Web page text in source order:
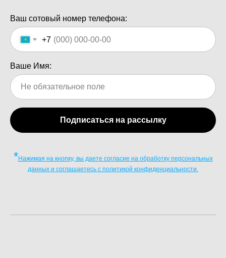
Ваш сотовый номер телефона:
+7
Ваше Имя:
Подписаться на рассылку
*Нажимая на кнопку, вы даете согласие на обработку персональных
данных и соглашаетесь c политикой конфиденциальности.